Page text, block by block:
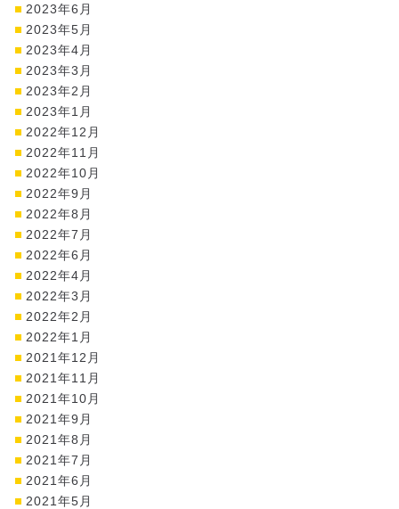
2023年6月
2023年5月
2023年4月
2023年3月
2023年2月
2023年1月
2022年12月
2022年11月
2022年10月
2022年9月
2022年8月
2022年7月
2022年6月
2022年4月
2022年3月
2022年2月
2022年1月
2021年12月
2021年11月
2021年10月
2021年9月
2021年8月
2021年7月
2021年6月
2021年5月